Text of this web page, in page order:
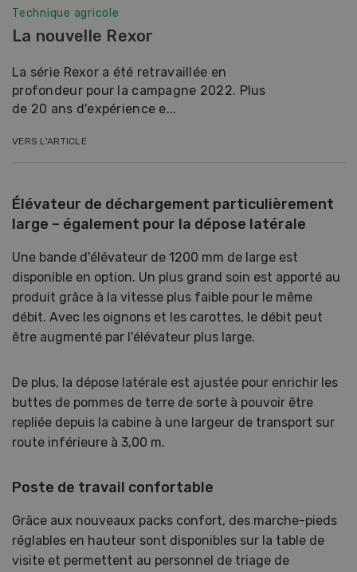
Technique agricole
La nouvelle Rexor
La série Rexor a été retravaillée en
profondeur pour la campagne 2022. Plus
de 20 ans d'expérience e...
VERS L'ARTICLE
Élévateur de déchargement particulièrement
large – également pour la dépose latérale
Une bande d'élévateur de 1200 mm de large est
disponible en option. Un plus grand soin est apporté au
produit grâce à la vitesse plus faible pour le même
débit. Avec les oignons et les carottes, le débit peut
être augmenté par l'élévateur plus large.
De plus, la dépose latérale est ajustée pour enrichir les
buttes de pommes de terre de sorte à pouvoir être
repliée depuis la cabine à une largeur de transport sur
route inférieure à 3,00 m.
Poste de travail confortable
Grâce aux nouveaux packs confort, des marche-pieds
réglables en hauteur sont disponibles sur la table de
visite et permettent au personnel de triage de